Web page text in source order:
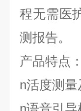
程无需医
测报告。
产品特点：
n活度测